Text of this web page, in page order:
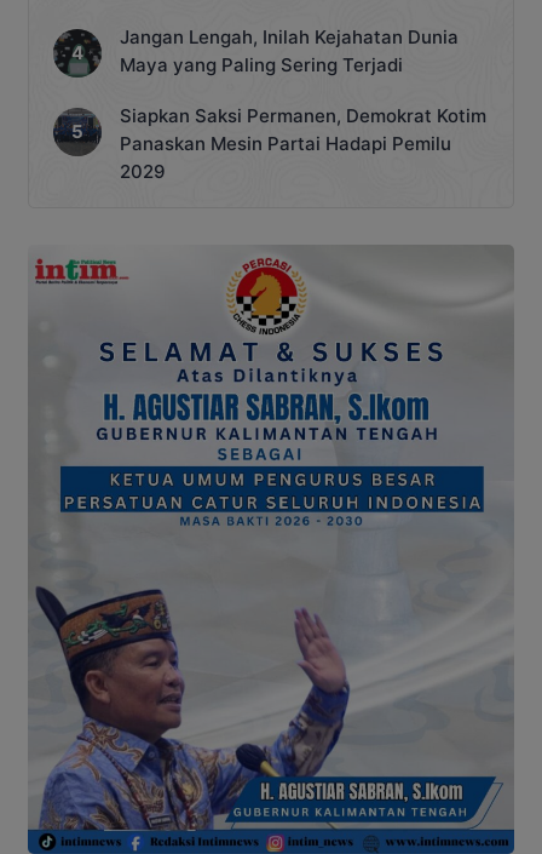
Jangan Lengah, Inilah Kejahatan Dunia
Maya yang Paling Sering Terjadi
Siapkan Saksi Permanen, Demokrat Kotim
Panaskan Mesin Partai Hadapi Pemilu
2029